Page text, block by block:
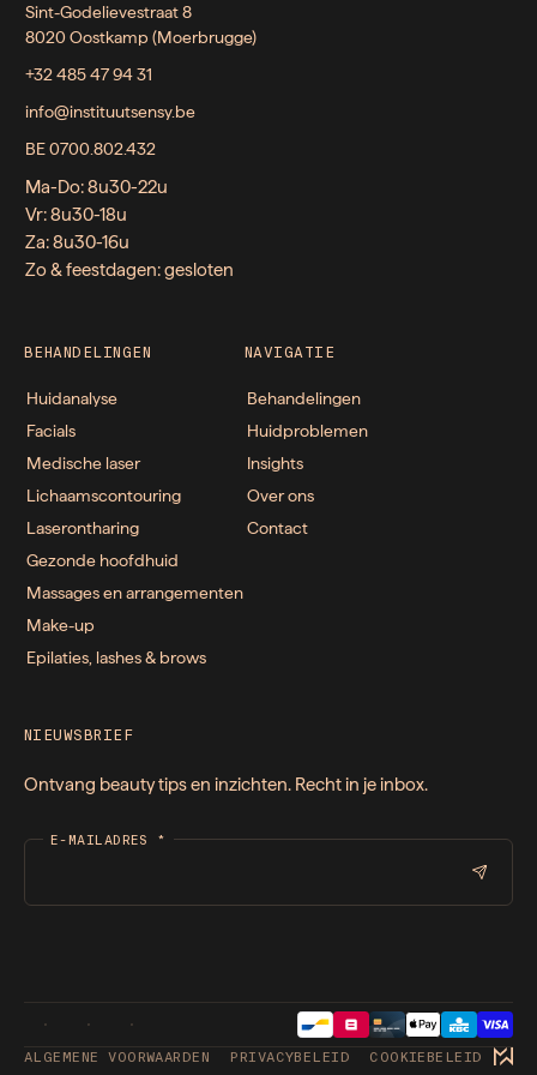
Sint-Godelievestraat 8
8020 Oostkamp (Moerbrugge)
+32 485 47 94 31
info@instituutsensy.be
BE 0700.802.432
Ma-Do: 8u30-22u
Vr: 8u30-18u
Za: 8u30-16u
Zo & feestdagen: gesloten
BEHANDELINGEN
Huidanalyse
Facials
Medische laser
Lichaamscontouring
Laserontharing
Gezonde hoofdhuid
Massages en arrangementen
Make-up
Epilaties, lashes & brows
NAVIGATIE
Behandelingen
Huidproblemen
Insights
Over ons
Contact
NIEUWSBRIEF
Ontvang beauty tips en inzichten. Recht in je inbox.
E-MAILADRES *
ALGEMENE VOORWAARDEN PRIVACYBELEID COOKIEBELEID